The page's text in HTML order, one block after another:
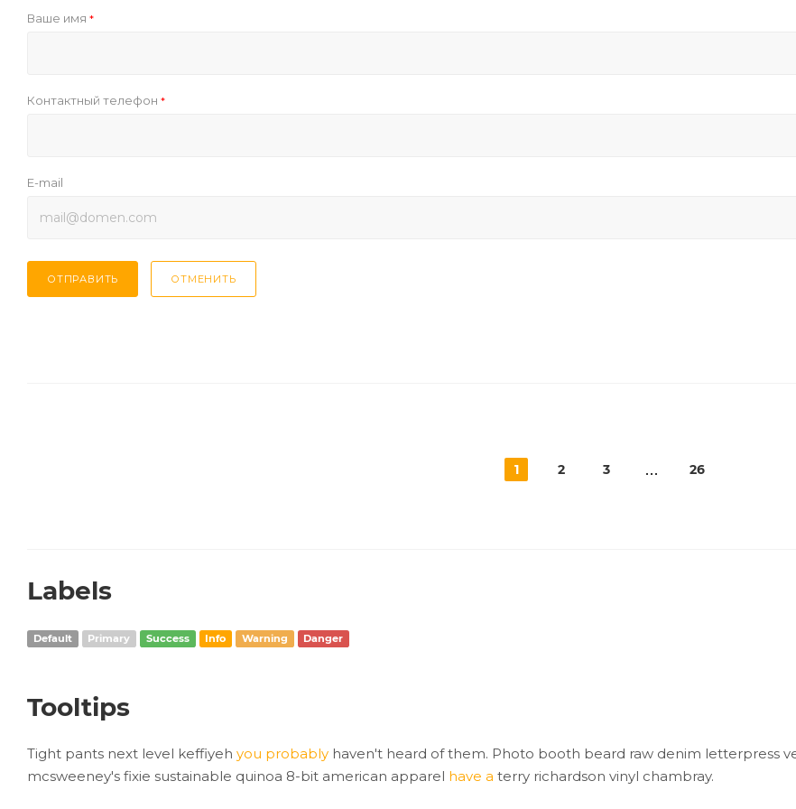
Ваше имя *
Контактный телефон *
E-mail
ОТПРАВИТЬ ОТМЕНИТЬ
1 2 3 26
Labels
Default Primary Success Info Warning Danger
Tooltips
Tight pants next level keffiyeh you probably haven't heard of them. Photo booth beard raw denim letterpress
mcsweeney's fixie sustainable quinoa 8-bit american apparel have a terry richardson vinyl chambray.